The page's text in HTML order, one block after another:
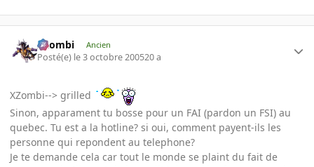
XZombi Ancien
Posté(e) le 3 octobre 200520 a
XZombi--> grilled
Sinon, apparament tu bosse pour un FAI (pardon un FSI) au
quebec. Tu est a la hotline? si oui, comment payent-ils les
personne qui repondent au telephone?
Je te demande cela car tout le monde se plaint du fait de